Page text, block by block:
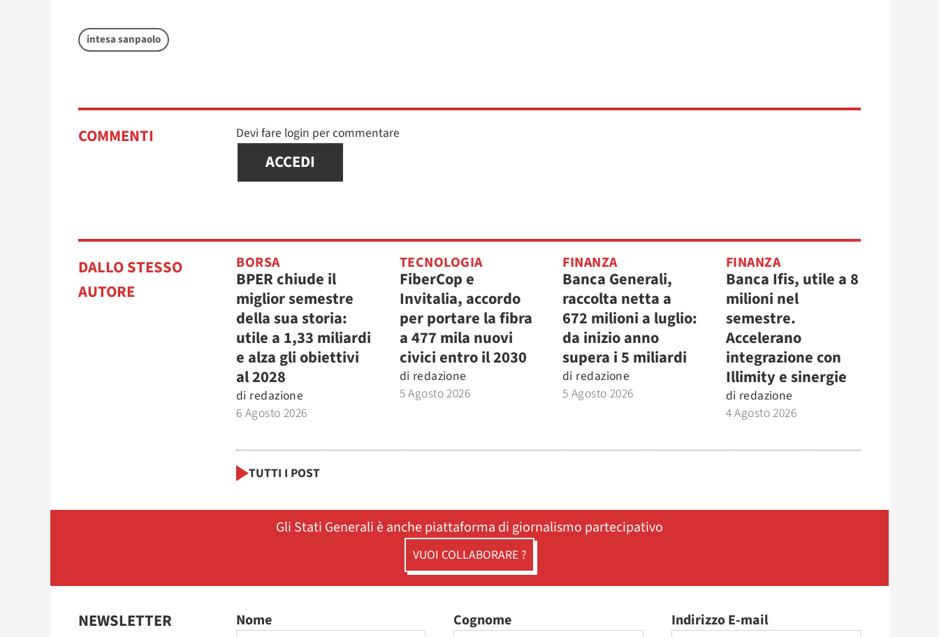
intesa sanpaolo
COMMENTI Devi fare login per commentare
ACCEDI
DALLO STESSO
AUTORE
BORSA
BPER chiude il
miglior semestre
della sua storia:
utile a 1,33 miliardi
e alza gli obiettivi
al 2028
di redazione
6 Agosto 2026
TECNOLOGIA
FiberCop e
Invitalia, accordo
per portare la fibra
a 477 mila nuovi
civici entro il 2030
di redazione
5 Agosto 2026
FINANZA
Banca Generali,
raccolta netta a
672 milioni a luglio:
da inizio anno
supera i 5 miliardi
di redazione
5 Agosto 2026
FINANZA
Banca Ifis, utile a 8
milioni nel
semestre.
Accelerano
integrazione con
Illimity e sinergie
di redazione
4 Agosto 2026
TUTTI I POST
Gli Stati Generali è anche piattaforma di giornalismo partecipativo
VUOI COLLABORARE ?
NEWSLETTER Nome Cognome Indirizzo E-mail